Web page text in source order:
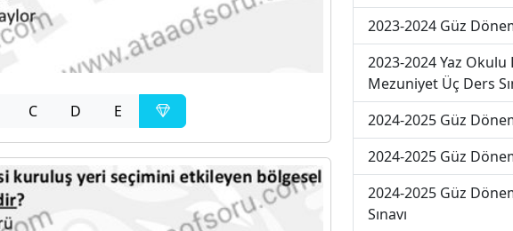
C D E
2023-2024 Güz
2023-2024 Yaz
Mezuniyet Üç Ders
2024-2025 Güz
2024-2025 Güz
2024-2025 Güz
Sınavı